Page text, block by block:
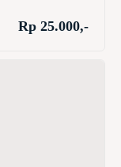
Rp 25.000,-